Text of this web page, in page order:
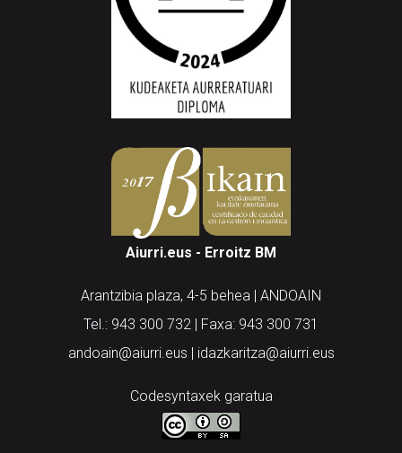
Aiurri.eus - Erroitz BM
Arantzibia plaza, 4-5 behea | ANDOAIN
Tel.: 943 300 732 | Faxa: 943 300 731
andoain@aiurri.eus | idazkaritza@aiurri.eus
Codesyntaxek garatua